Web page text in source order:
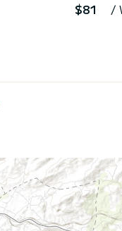
$81 /